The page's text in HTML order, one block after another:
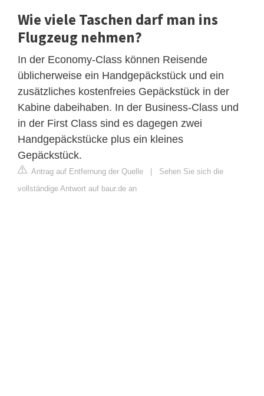
Wie viele Taschen darf man ins
Flugzeug nehmen?
In der Economy-Class können Reisende
üblicherweise ein Handgepäckstück und ein
zusätzliches kostenfreies Gepäckstück in der
Kabine dabeihaben. In der Business-Class und
in der First Class sind es dagegen zwei
Handgepäckstücke plus ein kleines
Gepäckstück.
Antrag auf Entfernung der Quelle | Sehen Sie sich die
vollständige Antwort auf baur.de an